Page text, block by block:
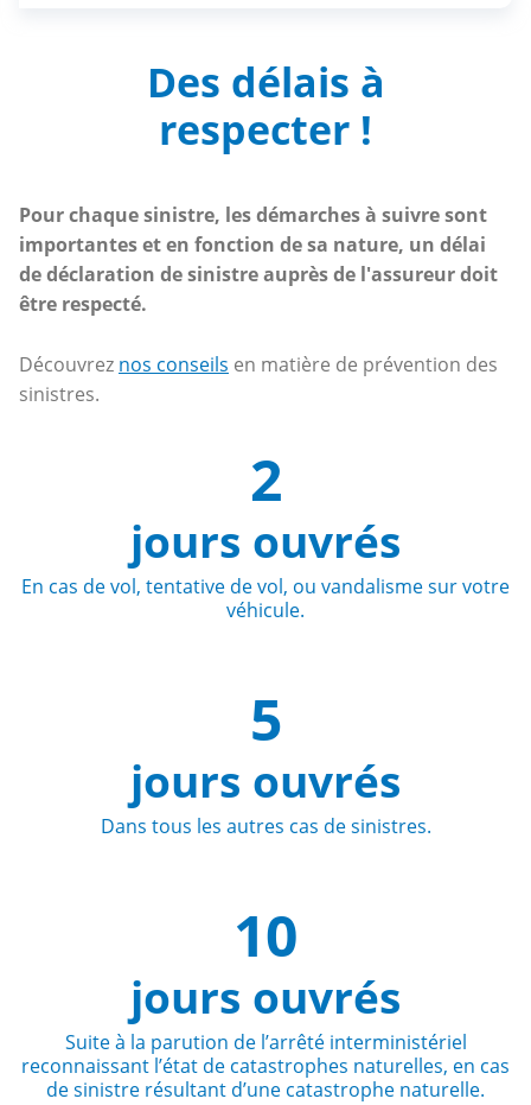
Des délais à
respecter !
Pour chaque sinistre, les démarches à suivre sont
importantes et en fonction de sa nature, un délai
de déclaration de sinistre auprès de l'assureur doit
être respecté.
Découvrez nos conseils en matière de prévention des
sinistres.
2
jours ouvrés
En cas de vol, tentative de vol, ou vandalisme sur votre
véhicule.
5
jours ouvrés
Dans tous les autres cas de sinistres.
10
jours ouvrés
Suite à la parution de l’arrêté interministériel
reconnaissant l’état de catastrophes naturelles, en cas
de sinistre résultant d’une catastrophe naturelle.